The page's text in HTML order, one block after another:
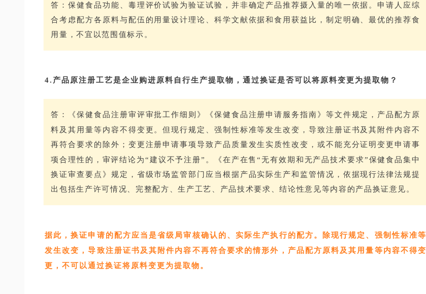
答：保健食品功能、毒理评价试验为验证试验，并非确定产品推荐摄入量的唯一依据。申请人应综
合考虑配方各原料与配伍的用量设计理论、科学文献依据和食用获益比，制定明确、最优的推荐食
用量，不宜以范围值标示。
4.产品原注册工艺是企业购进原料自行生产提取物，通过换证是否可以将原料变更为提取物？
答：《保健食品注册审评审批工作细则》《保健食品注册申请服务指南》等文件规定，产品配方原
料及其用量等内容不得变更。但现行规定、强制性标准等发生改变，导致注册证书及其附件内容不
再符合要求的除外；变更注册申请事项导致产品质量发生实质性改变，或不能充分证明变更申请事
项合理性的，审评结论为“建议不予注册”。《在产在售“无有效期和无产品技术要求”保健食品集中
换证审查要点》规定，省级市场监管部门应当根据产品实际生产和监管情况，依据现行法律法规提
出包括生产许可情况、完整配方、生产工艺、产品技术要求、结论性意见等内容的产品换证意见。
据此，换证申请的配方应当是省级局审核确认的、实际生产执行的配方。除现行规定、强制性标准等
发生改变，导致注册证书及其附件内容不再符合要求的情形外，产品配方原料及其用量等内容不得变
更，不可以通过换证将原料变更为提取物。